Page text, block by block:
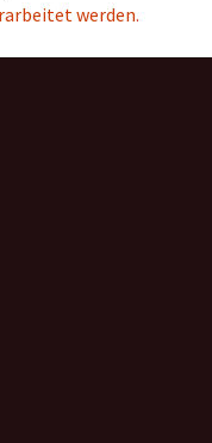
werden.